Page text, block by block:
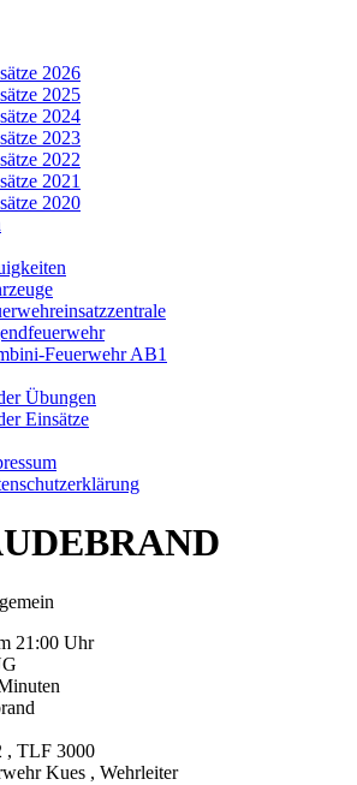
2026
2025
2024
2023
2022
2021
2020
Feuerwehr AB1
Übungen
Einsätze
21:00 Uhr
, TLF 3000
Kues , Wehrleiter